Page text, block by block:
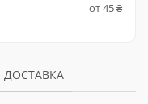
от 45 ₴
ДОСТАВКА